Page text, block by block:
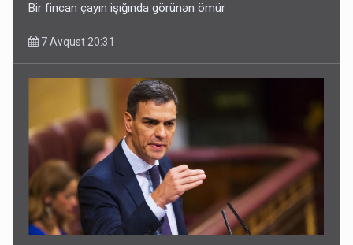
Bir fincan çayın işığında görünən ömür
7 Avqust 20:31